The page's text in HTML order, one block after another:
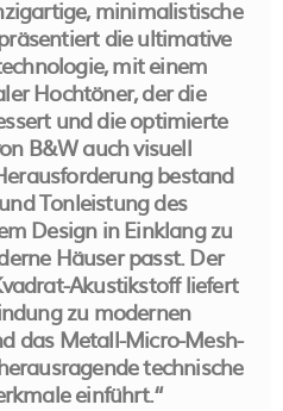
minimalistische
die ultimative
mit einem
Hochtöner, der die
und die optimierte
B&W auch visuell
bestand
Tonleistung des
Design in Einklang zu
Häuser passt. Der
Akustikstoff liefert
zu modernen
das Metall-Micro-Mesh-
technische
einführt.“